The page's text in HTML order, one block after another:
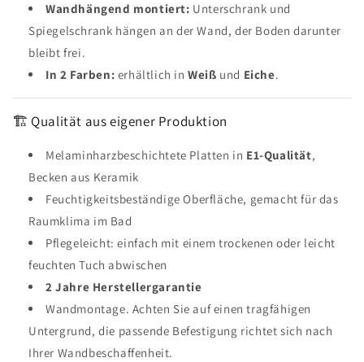
Wandhängend montiert: Unterschrank und
Spiegelschrank hängen an der Wand, der Boden darunter
bleibt frei.
In 2 Farben: erhältlich inWeiß und Eiche.
🏗 Qualität aus eigener Produktion
Melaminharzbeschichtete Platten in E1-Qualität,
Becken aus Keramik
Feuchtigkeitsbeständige Oberfläche, gemacht für das
Raumklima im Bad
Pflegeleicht: einfach mit einem trockenen oder leicht
feuchten Tuch abwischen
2 Jahre Herstellergarantie
Wandmontage. Achten Sie auf einen tragfähigen
Untergrund, die passende Befestigung richtet sich nach
Ihrer Wandbeschaffenheit.